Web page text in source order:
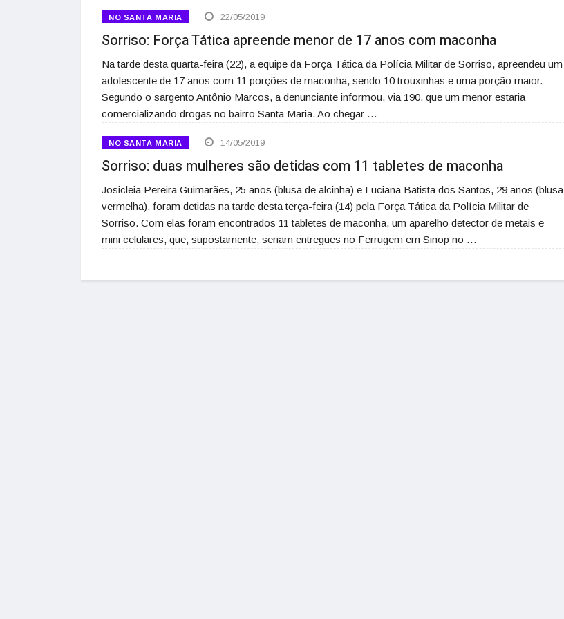
NO SANTA MARIA 22/05/2019
Sorriso: Força Tática apreende menor de 17 anos com maconha
Na tarde desta quarta-feira (22), a equipe da Força Tática da Polícia Militar de Sorriso, apreendeu um
adolescente de 17 anos com 11 porções de maconha, sendo 10 trouxinhas e uma porção maior.
Segundo o sargento Antônio Marcos, a denunciante informou, via 190, que um menor estaria
comercializando drogas no bairro Santa Maria. Ao chegar …
NO SANTA MARIA 14/05/2019
Sorriso: duas mulheres são detidas com 11 tabletes de maconha
Josicleia Pereira Guimarães, 25 anos (blusa de alcinha) e Luciana Batista dos Santos, 29 anos (blusa
vermelha), foram detidas na tarde desta terça-feira (14) pela Força Tática da Polícia Militar de
Sorriso. Com elas foram encontrados 11 tabletes de maconha, um aparelho detector de metais e
mini celulares, que, supostamente, seriam entregues no Ferrugem em Sinop no …